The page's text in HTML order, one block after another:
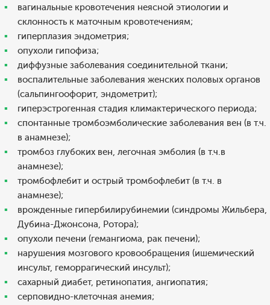
вагинальные кровотечения неясной этиологии и
склонность к маточным кровотечениям;
гиперплазия эндометрия;
опухоли гипофиза;
диффузные заболевания соединительной ткани;
воспалительные заболевания женских половых органов
(сальпингоофорит, эндометрит);
гиперэстрогенная стадия климактерического периода;
спонтанные тромбоэмболические заболевания вен (в т.ч.
в анамнезе);
тромбоз глубоких вен, легочная эмболия (в т.ч.в
анамнезе);
тромбофлебит и острый тромбофлебит (в т.ч. в
анамнезе);
врожденные гипербилирубинемии (синдромы Жильбера,
Дубина-Джонсона, Ротора);
опухоли печени (гемангиома, рак печени);
нарушения мозгового кровообращения (ишемический
инсульт, геморрагический инсульт);
сахарный диабет, ретинопатия, ангиопатия;
серповидно-клеточная анемия;